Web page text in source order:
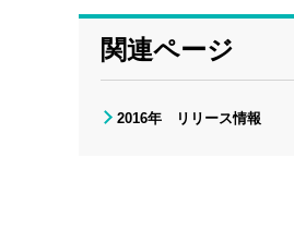
関連ページ
2016年 リリース情報